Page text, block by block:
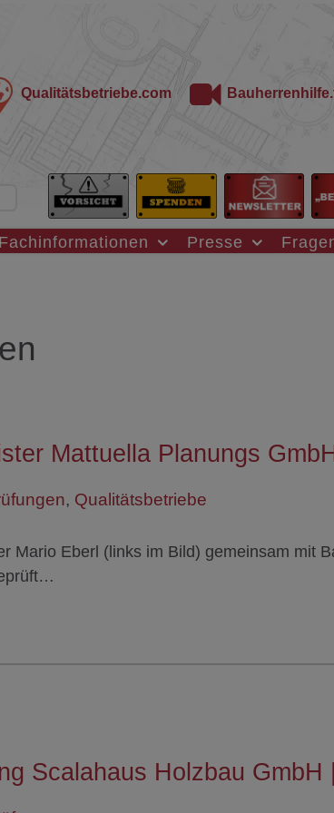
Qualitätsbetriebe.com
Fachinformationen Presse
Mattuella Planungs
, Qualitätsbetriebe
Mario Eberl (links im Bild) gemeinsam mit
Scalahaus Holzbau GmbH